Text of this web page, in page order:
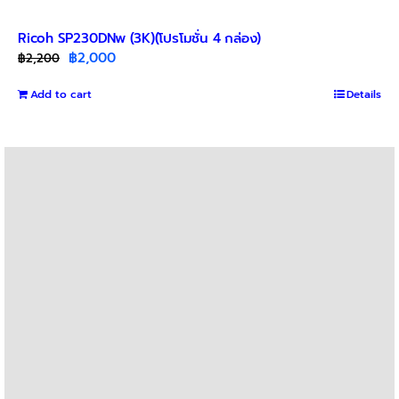
Ricoh SP230DNw (3K)(โปรโมชั่น 4 กล่อง)
฿2,200 Original
was:
฿2,000Current
Add to cart Details